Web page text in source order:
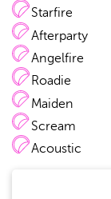
Starfire
Afterparty
Angelfire
Roadie
Maiden
Scream
Acoustic